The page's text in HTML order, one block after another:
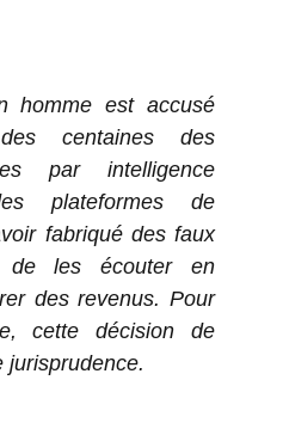
homme est accusé
centaines des
par intelligence
plateformes de
fabriqué des faux
de les écouter en
des revenus. Pour
cette décision de
jurisprudence.